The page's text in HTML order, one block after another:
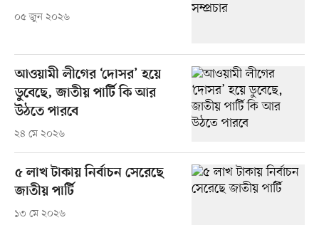
০৫ জুন ২০২৬
আওয়ামী লীগের ‘দোসর’ হয়ে
ডুবেছে, জাতীয় পার্টি কি আর
উঠতে পারবে
২৪ মে ২০২৬
৫ লাখ টাকায় নির্বাচন সেরেছে
জাতীয় পার্টি
১৩ মে ২০২৬